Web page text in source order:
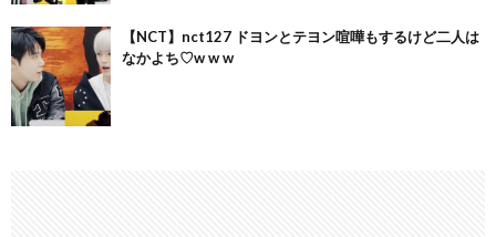
【NCT】nct127 ドヨンとテヨン喧嘩もするけど二人は
なかよち♡w w w